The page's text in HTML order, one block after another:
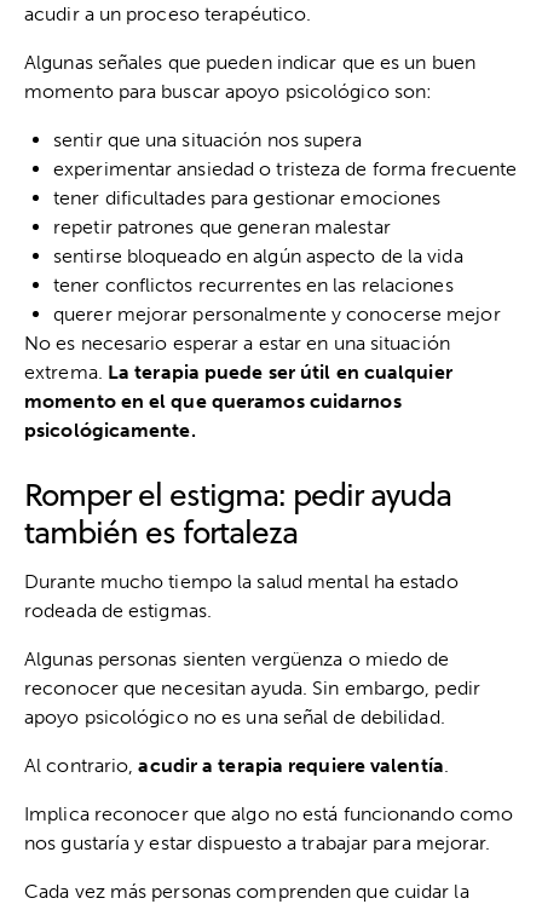
acudir a un proceso terapéutico.
Algunas señales que pueden indicar que es un buen
momento para buscar apoyo psicológico son:
sentir que una situación nos supera
experimentar ansiedad o tristeza de forma frecuente
tener dificultades para gestionar emociones
repetir patrones que generan malestar
sentirse bloqueado en algún aspecto de la vida
tener conflictos recurrentes en las relaciones
querer mejorar personalmente y conocerse mejor
No es necesario esperar a estar en una situación
extrema. La terapia puede ser útil en cualquier
momento en el que queramos cuidarnos
psicológicamente.
Romper el estigma: pedir ayuda
también es fortaleza
Durante mucho tiempo la salud mental ha estado
rodeada de estigmas.
Algunas personas sienten vergüenza o miedo de
reconocer que necesitan ayuda. Sin embargo, pedir
apoyo psicológico no es una señal de debilidad.
Al contrario,acudir a terapia requiere valentía
Implica reconocer que algo no está funcionando como
nos gustaría y estar dispuesto a trabajar para mejorar.
Cada vez más personas comprenden que cuidar la